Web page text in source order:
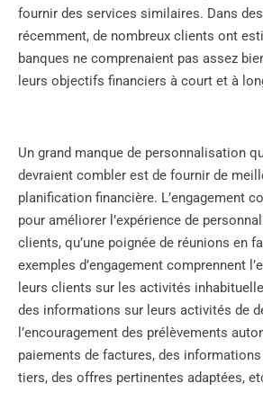
fournir des services similaires. Dans
récemment, de nombreux clients ont
banques ne comprenaient pas assez
leurs objectifs financiers à court et à
Un grand manque de personnalisation
devraient combler est de fournir de
planification financière. L’engagement
pour améliorer l’expérience de
clients, qu’une poignée de réunions en
exemples d’engagement comprennent
leurs clients sur les activités
des informations sur leurs activités de
l’encouragement des prélèvements
paiements de factures, des
tiers, des offres pertinentes adaptées,